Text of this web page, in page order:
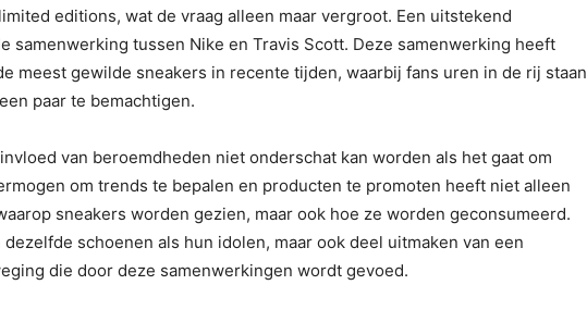
editions, wat de vraag alleen maar vergroot. Een uitstekend
samenwerking tussen Nike en Travis Scott. Deze samenwerking heeft
meest gewilde sneakers in recente tijden, waarbij fans uren in de rij staan
paar te bemachtigen.
van beroemdheden niet onderschat kan worden als het gaat om
om trends te bepalen en producten te promoten heeft niet alleen
sneakers worden gezien, maar ook hoe ze worden geconsumeerd.
schoenen als hun idolen, maar ook deel uitmaken van een
die door deze samenwerkingen wordt gevoed.